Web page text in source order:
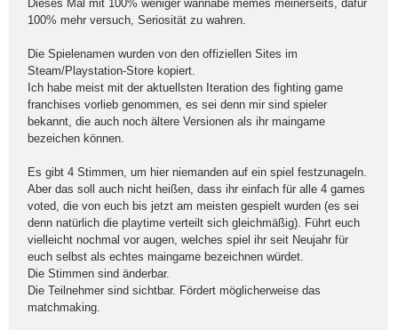
Dieses Mal mit 100% weniger wannabe memes meinerseits, dafür
100% mehr versuch, Seriosität zu wahren.
Die Spielenamen wurden von den offiziellen Sites im
Steam/Playstation-Store kopiert.
Ich habe meist mit der aktuellsten Iteration des fighting game
franchises vorlieb genommen, es sei denn mir sind spieler
bekannt, die auch noch ältere Versionen als ihr maingame
bezeichen können.
Es gibt 4 Stimmen, um hier niemanden auf ein spiel festzunageln.
Aber das soll auch nicht heißen, dass ihr einfach für alle 4 games
voted, die von euch bis jetzt am meisten gespielt wurden (es sei
denn natürlich die playtime verteilt sich gleichmäßig). Führt euch
vielleicht nochmal vor augen, welches spiel ihr seit Neujahr für
euch selbst als echtes maingame bezeichnen würdet.
Die Stimmen sind änderbar.
Die Teilnehmer sind sichtbar. Fördert möglicherweise das
matchmaking.